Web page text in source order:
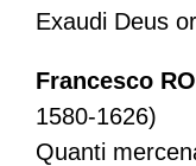
Exaudi Deus
Francesco
1580-1626)
Quanti